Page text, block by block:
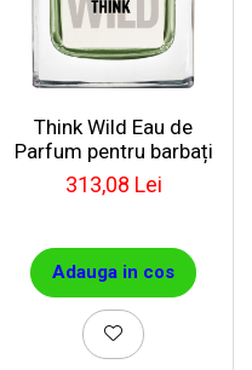
Think Wild Eau de
Parfum pentru barbați
313,08 Lei
Adauga in cos